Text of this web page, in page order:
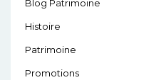
Blog Patrimoine
Histoire
Patrimoine
Promotions